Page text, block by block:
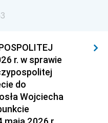
r. w sprawie
do
Wojciecha